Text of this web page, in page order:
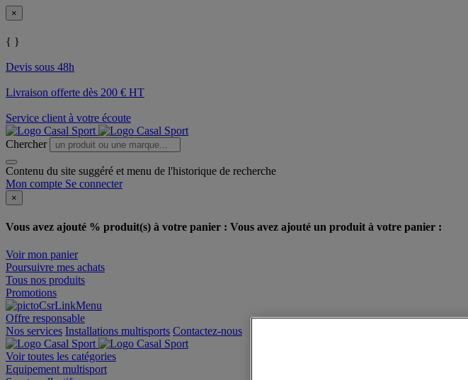
×
{ }
Devis sous 48h
Livraison offerte dès 200 € HT
Service client à votre écoute
Chercher
Contenu du site suggéré et menu de l'historique de recherche
Mon compte Se connecter
×
Vous avez ajouté % produit(s) à votre panier : Vous avez ajouté un produit à votre panier :
Voir mon panier
Poursuivre mes achats
Tous nos produits
Promotions
Offre responsable
Nos services Installations multisports Contactez-nous
Voir toutes les catégories
Equipement multisport